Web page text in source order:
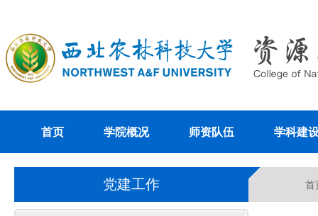
首页 学院概况 师资队伍 学科建
党建工作 首